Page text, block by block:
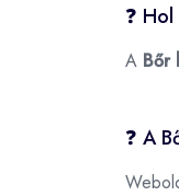
❓
A Bőr
❓ A